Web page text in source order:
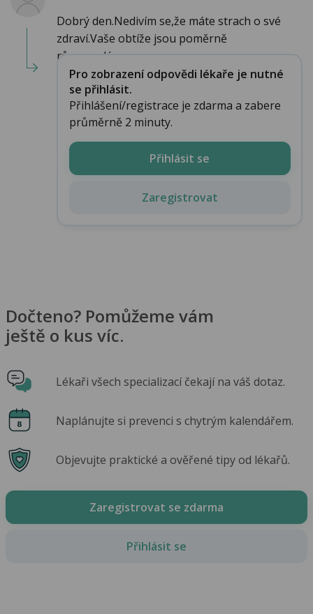
Dobrý den.Nedivím se,že máte strach o své
zdraví.Vaše obtíže jsou poměrně
různorodé,roz...
Pro zobrazení odpovědi lékaře je nutné
se přihlásit.
Přihlášení/registrace je zdarma a zabere
průměrně 2 minuty.
Přihlásit se
Zaregistrovat
Dočteno? Pomůžeme vám
ještě o kus víc.
Lékaři všech specializací čekají na váš dotaz.
Naplánujte si prevenci s chytrým kalendářem.
Objevujte praktické a ověřené tipy od lékařů.
Zaregistrovat se zdarma
Přihlásit se